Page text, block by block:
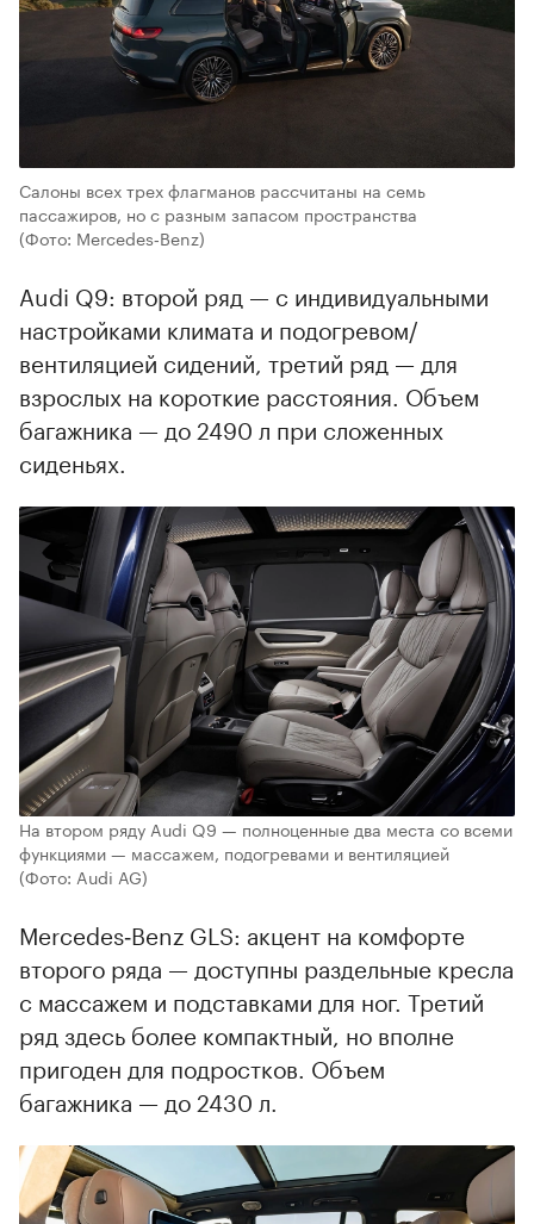
Салоны всех трех флагманов рассчитаны на семь
пассажиров, но с разным запасом пространства
(Фото: Mercedes‑Benz)
Audi Q9: второй ряд — с индивидуальными
настройками климата и подогревом/
вентиляцией сидений, третий ряд — для
взрослых на короткие расстояния. Объем
багажника — до 2490 л при сложенных
сиденьях.
На втором ряду Audi Q9 — полноценные два места со всеми
функциями — массажем, подогревами и вентиляцией
(Фото: Audi AG)
Mercedes‑Benz GLS: акцент на комфорте
второго ряда — доступны раздельные кресла
с массажем и подставками для ног. Третий
ряд здесь более компактный, но вполне
пригоден для подростков. Объем
багажника — до 2430 л.